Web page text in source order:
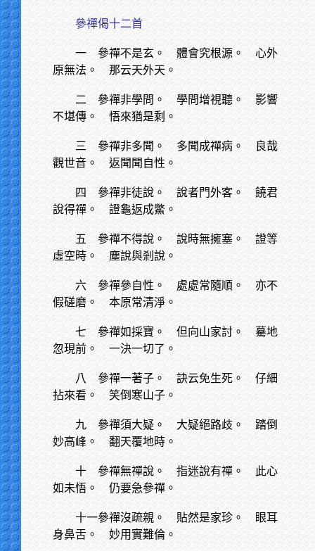
參禪偈十二首
一 參禪不是玄。 體會究根源。 心外
原無法。 那云天外天。
二 參禪非學問。 學問增視聽。 影響
不堪傳。 悟來猶是剩。
三 參禪非多聞。 多聞成禪病。 良哉
觀世音。 返聞聞自性。
四 參禪非徒說。 說者門外客。 饒君
說得禪。 證龜返成鱉。
五 參禪不得說。 說時無擁塞。 證等
虛空時。 塵說與剎說。
六 參禪參自性。 處處常隨順。 亦不
假磋磨。 本原常清淨。
七 參禪如採寶。 但向山家討。 驀地
忽現前。 一決一切了。
八 參禪一著子。 訣云免生死。 仔細
拈來看。 笑倒寒山子。
九 參禪須大疑。 大疑絕路歧。 踏倒
妙高峰。 翻天覆地時。
十 參禪無禪說。 指迷說有禪。 此心
如未悟。 仍要急參禪。
十一參禪沒疏親。 貼然是家珍。 眼耳
身鼻舌。 妙用實難倫。